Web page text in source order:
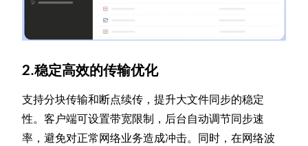
2.稳定高效的传输优化
支持分块传输和断点续传，提升大文件同步的稳定
性。客户端可设置带宽限制，后台自动调节同步速
率，避免对正常网络业务造成冲击。同时，在网络波